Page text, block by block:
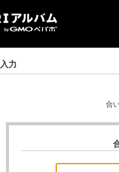
力
合